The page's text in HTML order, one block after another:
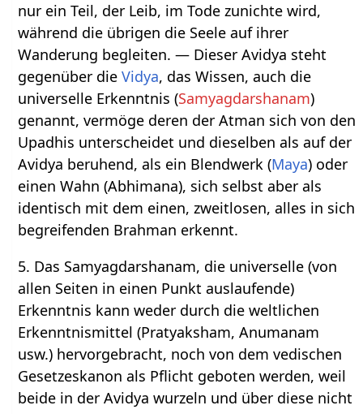
nur ein Teil, der Leib, im Tode zunichte wird,
während die übrigen die Seele auf ihrer
Wanderung begleiten. — Dieser Avidya steht
gegenüber dieVidya, das Wissen, auch die
universelle Erkenntnis (Samyagdarshanam)
genannt, vermöge deren der Atman sich von den
Upadhis unterscheidet und dieselben als auf der
Avidya beruhend, als ein Blendwerk (Maya) oder
einen Wahn (Abhimana), sich selbst aber als
identisch mit dem einen, zweitlosen, alles in sich
begreifenden Brahman erkennt.
5. Das Samyagdarshanam, die universelle (von
allen Seiten in einen Punkt auslaufende)
Erkenntnis kann weder durch die weltlichen
Erkenntnismittel (Pratyaksham, Anumanam
usw.) hervorgebracht, noch von dem vedischen
Gesetzeskanon als Pflicht geboten werden, weil
beide in der Avidya wurzeln und über diese nicht